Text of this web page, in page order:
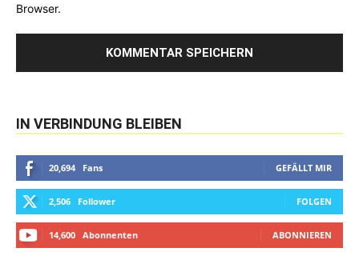
Browser.
IN VERBINDUNG BLEIBEN
20,694 Fans GEFÄLLT MIR
2,506 Follower FOLGEN
14,600 Abonnenten ABONNIEREN